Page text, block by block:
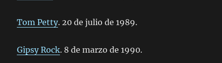
Tom Petty. 20 de julio de 1989.
Gipsy Rock. 8 de marzo de 1990.